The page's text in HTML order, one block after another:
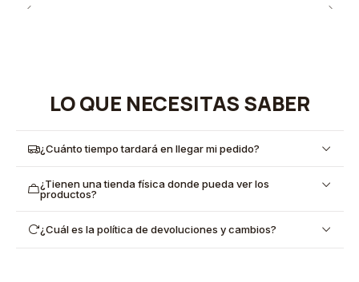
LO QUE NECESITAS SABER
¿Cuánto tiempo tardará en llegar mi pedido?
¿Tienen una tienda física donde pueda ver los
productos?
¿Cuál es la política de devoluciones y cambios?